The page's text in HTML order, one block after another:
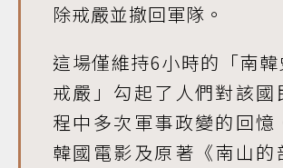
除戒嚴並撤回軍隊。
這場僅維持6小時的「南
戒嚴」勾起了人們對該國
程中多次軍事政變的回憶
韓國電影及原著《南山的